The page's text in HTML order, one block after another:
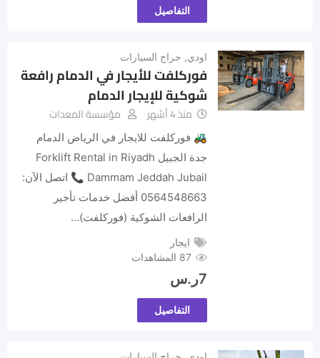
التفاصيل
اودي, حراج السيارات
فوركلفت للأيجار في الدمام رافعة
شوكية للإيجار الدمام
منذ 4 أشهر مؤسسة المعدات
🚜 فوركلفت للايجار في الرياض الدمام
جدة الجبيل Forklift Rental in Riyadh
Dammam Jeddah Jubail 📞 اتصل الآن:
0564548663 أفضل خدمات تأجير
الرافعات الشوكية (فوركلفت)…
ايجار
87 المشاهدات
7ر.س
التفاصيل